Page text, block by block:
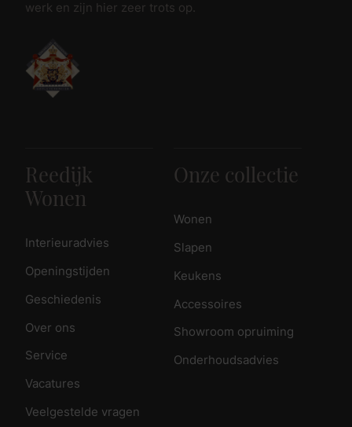
werk en zijn hier zeer trots op.
Reedijk
Wonen
Interieuradvies
Openingstijden
Geschiedenis
Over ons
Service
Vacatures
Veelgestelde vragen
Onze collectie
Wonen
Slapen
Keukens
Accessoires
Showroom opruiming
Onderhoudsadvies